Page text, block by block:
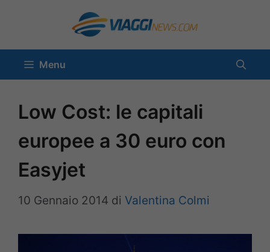
contenuto
Menu
Low Cost: le capitali
europee a 30 euro con
Easyjet
10 Gennaio 2014 di Valentina Colmi